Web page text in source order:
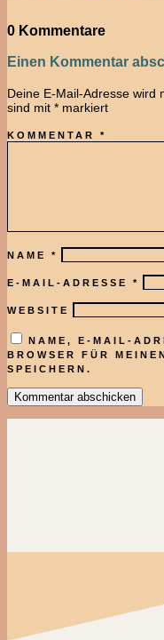
0 Kommentare
Einen Kommentar
Deine E-Mail-Adresse wird
sind mit * markiert
KOMMENTAR *
NAME *
E-MAIL-ADRESSE *
WEBSITE
NAME, E-MAIL-
BROWSER FÜR
SPEICHERN.
Kommentar abschicken